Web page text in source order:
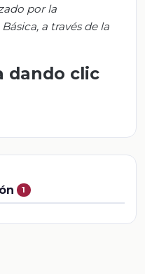
por la
a través de la
dando clic
1